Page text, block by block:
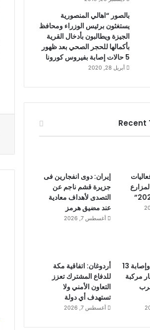
بالصور “اهالي المنصورية
يستغثون برئيس الوزراء ومحافظ
الجيزة ويطالبون بأدخال القرية
بأكمالها للحجر الصحي بعد ظهور
5 حالات إصابة بفيروس كورونا
أبريل 28, 2020
Recent
إيران: دوى انفجارين فى
جزيرة قشم ناجم عن
التصدى لأهداف معادية
عند مضيق هرمز
أغسطس 7, 2026
مقتل شخصين وإصابة 13
مركبة
أردوغان: اتفاقية مكة
للدفاع المشترك تعزز
التعاون الأمني ولا
تستهدف أي دولة
أغسطس 7, 2026